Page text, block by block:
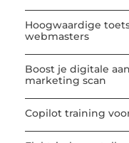
Hoogwaardige
webmasters
Boost je digitale
marketing scan
Copilot training